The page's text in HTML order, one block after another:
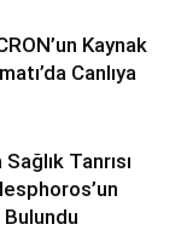
Kaynak
Canlıya
Tanrısı